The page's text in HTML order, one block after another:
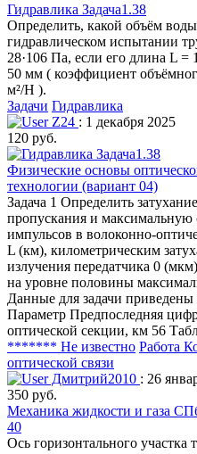
Гидравлика Задача1.38
Определить, какой объём
гидравлическом испытании
28·106 Па, если его длина L
50 мм ( коэффициент
м²/Н ).
Задачи Гидравлика
Z24 : 1 декабря 2025
120 руб.
Физические основы
технологии (вариант 04)
Задача 1 Определить
пропускания и максимальную
импульсов в волоконно-
L (км), километрическим
излучения передатчика 0
на уровне половины
Данные для задачи
Параметр Предпоследняя
оптической секции, км 56
******* Не известно Работа
оптической связи
Дмитрий2010 : 26
350 руб.
Механика жидкости и газа
40
Ось горизонтального участка